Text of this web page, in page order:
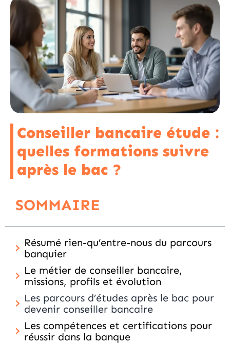
Conseiller bancaire étude :
quelles formations suivre
après le bac ?
SOMMAIRE
Résumé rien-qu’entre-nous du parcours
banquier
Le métier de conseiller bancaire,
missions, profils et évolution
Les parcours d’études après le bac pour
devenir conseiller bancaire
Les compétences et certifications pour
réussir dans la banque